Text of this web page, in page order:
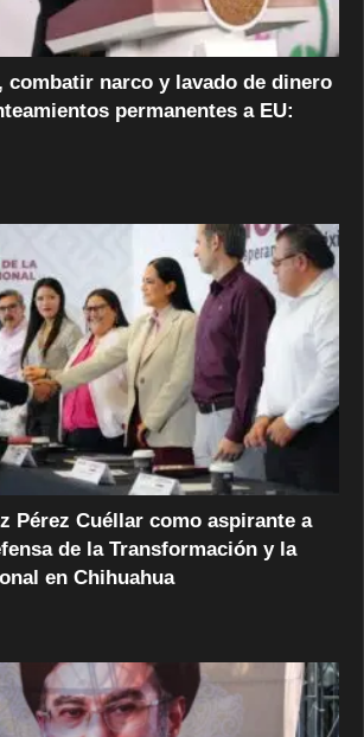
combatir narco y lavado de dinero
permanentes a EU:
Pérez Cuéllar como aspirante a
de la Transformación y la
en Chihuahua